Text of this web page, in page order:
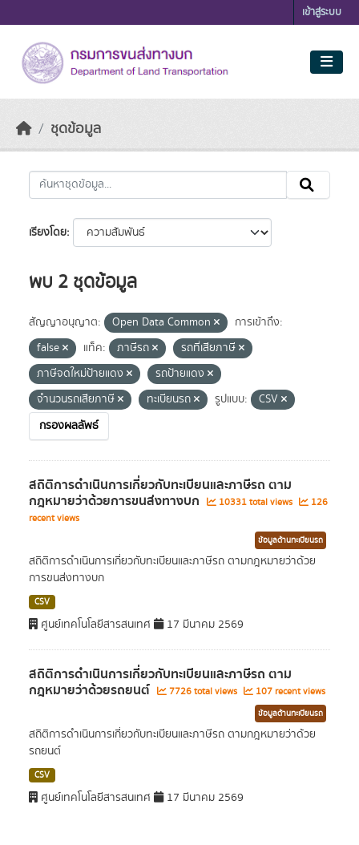
เข้าสู่ระบบ
ชุดข้อมูล
เรียงโดย
พบ 2 ชุดข้อมูล
สัญญาอนุญาต: Open Data Common
การเข้าถึง:
false
แท็ค: ภาษีรถ
รถที่เสียภาษี
ภาษีจดใหม่ป้ายแดง
รถป้ายแดง
จำนวนรถเสียภาษี
ทะเบียนรถ รูปแบบ:
CSV
กรองผลลัพธ์
สถิติการดำเนินการเกี่ยวกับทะเบียนและภาษีรถ ตาม
กฎหมายว่าด้วยการขนส่งทางบก 10331 total views
126
recent views
ข้อมูลด้านทะเบียนรถ
สถิติการดำเนินการเกี่ยวกับทะเบียนและภาษีรถ ตามกฎหมายว่าด้วย
การขนส่งทางบก
CSV
ศูนย์เทคโนโลยีสารสนเทศ 17 มีนาคม 2569
สถิติการดำเนินการเกี่ยวกับทะเบียนและภาษีรถ ตาม
กฎหมายว่าด้วยรถยนต์ 7726 total views 107 recent views
ข้อมูลด้านทะเบียนรถ
สถิติการดำเนินการเกี่ยวกับทะเบียนและภาษีรถ ตามกฎหมายว่าด้วย
รถยนต์
CSV
ศูนย์เทคโนโลยีสารสนเทศ 17 มีนาคม 2569